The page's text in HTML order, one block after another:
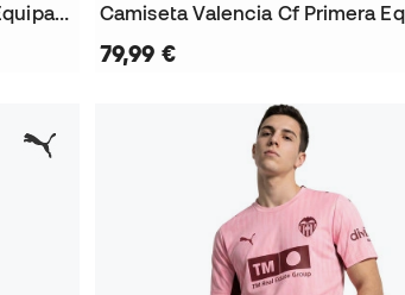
Camiseta Valencia CF Primera Equipación 2026-2027
79,99 €